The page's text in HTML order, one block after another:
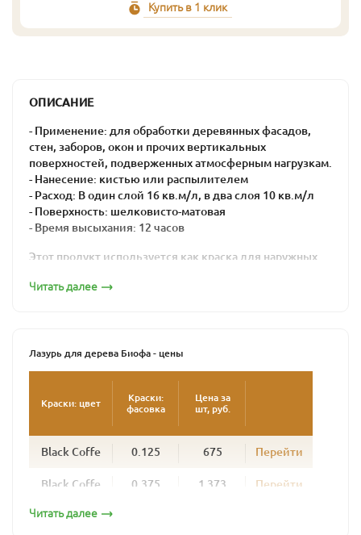
Купить в 1 клик
ОПИСАНИЕ
- Применение: для обработки деревянных фасадов,
стен, заборов, окон и прочих вертикальных
поверхностей, подверженных атмосферным нагрузкам.
- Нанесение: кистью или распылителем
- Расход: В один слой 16 кв.м/л, в два слоя 10 кв.м/л
- Поверхность: шелковисто-матовая
- Время высыхания: 12 часов
Этот продукт используется как краска для наружных
профилированного бруса, клееного бруса, наличников,
от неблагоприятных условий, сохраняет рисунок и
текстуру дерева. Создавая шелковисто-матовую
поверхность, она не образует полимерной пленки,
окрашенная лазурью для дерева BIOFA, долговечна, со
Обновлять фасад потребуется не раньше, чем через 4
наносится просто поверх старого. Для эффективной
Читать далее
Лазурь для дерева Биофа - цены
Краски: цвет
Краски:
фасовка
Цена за
шт, руб.
Black Coffe 0.125 675 Перейти
Black Coffe 0.375 1 373 Перейти
Black Coffe
Читать далее